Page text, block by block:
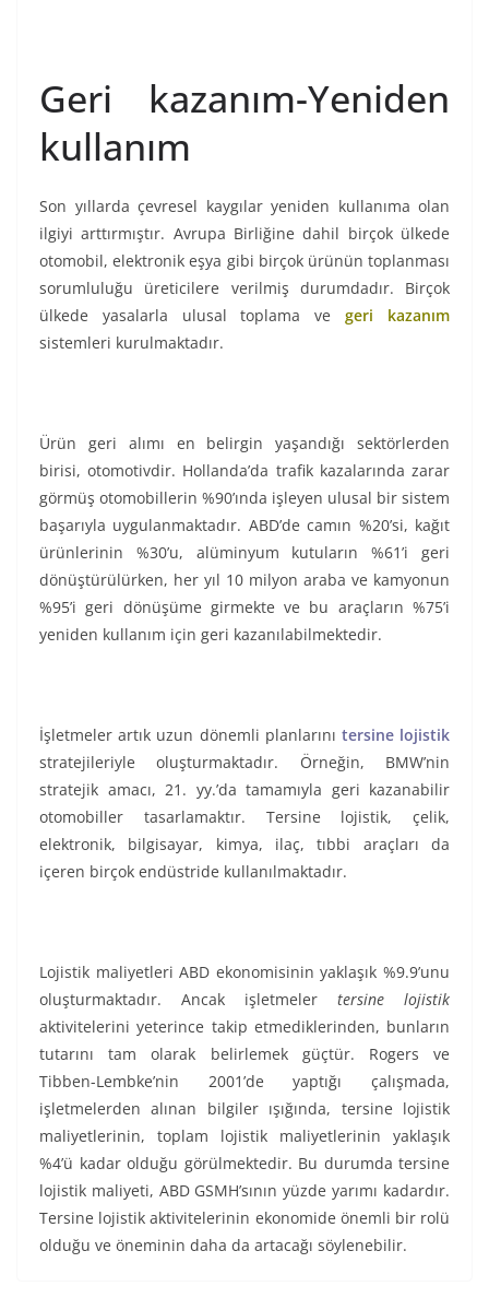
Geri kazanım-Yeniden
kullanım
Son yıllarda çevresel kaygılar yeniden kullanıma olan
ilgiyi arttırmıştır. Avrupa Birliğine dahil birçok ülkede
otomobil, elektronik eşya gibi birçok ürünün toplanması
sorumluluğu üreticilere verilmiş durumdadır. Birçok
ülkede yasalarla ulusal toplama vegeri kazanım
sistemleri kurulmaktadır.
Ürün geri alımı en belirgin yaşandığı sektörlerden
birisi, otomotivdir. Hollanda’da trafik kazalarında zarar
görmüş otomobillerin %90’ında işleyen ulusal bir sistem
başarıyla uygulanmaktadır. ABD’de camın %20’si, kağıt
ürünlerinin %30’u, alüminyum kutuların %61’i geri
dönüştürülürken, her yıl 10 milyon araba ve kamyonun
%95’i geri dönüşüme girmekte ve bu araçların %75’i
yeniden kullanım için geri kazanılabilmektedir.
İşletmeler artık uzun dönemli planlarını tersine lojistik
stratejileriyle oluşturmaktadır. Örneğin, BMW’nin
stratejik amacı, 21. yy.’da tamamıyla geri kazanabilir
otomobiller tasarlamaktır. Tersine lojistik, çelik,
elektronik, bilgisayar, kimya, ilaç, tıbbi araçları da
içeren birçok endüstride kullanılmaktadır.
Lojistik maliyetleri ABD ekonomisinin yaklaşık %9.9’unu
oluşturmaktadır. Ancak işletmeler tersine lojistik
aktivitelerini yeterince takip etmediklerinden, bunların
tutarını tam olarak belirlemek güçtür. Rogers ve
Tibben-Lembke’nin 2001’de yaptığı çalışmada,
işletmelerden alınan bilgiler ışığında, tersine lojistik
maliyetlerinin, toplam lojistik maliyetlerinin yaklaşık
%4’ü kadar olduğu görülmektedir. Bu durumda tersine
lojistik maliyeti, ABD GSMH’sının yüzde yarımı kadardır.
Tersine lojistik aktivitelerinin ekonomide önemli bir rolü
olduğu ve öneminin daha da artacağı söylenebilir.